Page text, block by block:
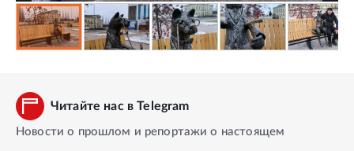
Читайте нас в Telegram
Новости о прошлом и репортажи о настоящем